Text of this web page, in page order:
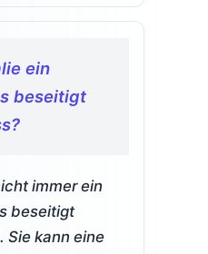
ein
beseitigt
immer ein
beseitigt
Sie kann eine